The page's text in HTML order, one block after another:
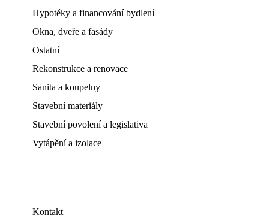
Hypotéky a financování bydlení
Okna, dveře a fasády
Ostatní
Rekonstrukce a renovace
Sanita a koupelny
Stavební materiály
Stavební povolení a legislativa
Vytápění a izolace
Kontakt